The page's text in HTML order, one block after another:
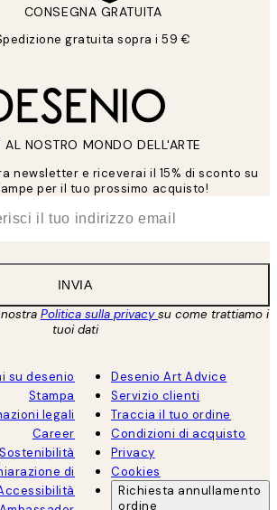
CONSEGNA GRATUITA
gratuita sopra i 59 €
AL NOSTRO MONDO DELL'ARTE
newsletter e riceverai il 15% di sconto su
per il tuo prossimo acquisto!
INVIA
Politica sulla privacysu come trattiamo i
tuoi dati
su desenio
Stampa
legali
Career
Sostenibilità
di
Desenio Art Advice
Servizio clienti
Traccia il tuo ordine
Condizioni di acquisto
Privacy
Cookies
Richiesta annullamento
ordine